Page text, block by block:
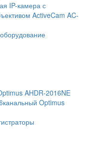
IP-камера с
ActiveCam AC-
Optimus